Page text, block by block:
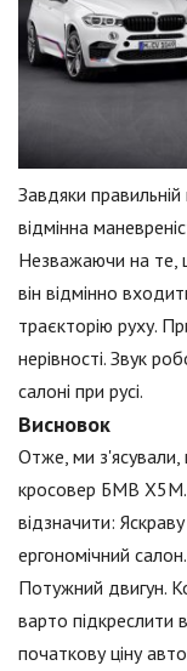
Завдяки правильній
відмінна
Незважаючи на те,
він відмінно
траєкторію руху.
нерівності. Звук
салоні при русі.
Висновок
Отже, ми
кросовер БМВ Х5М.
відзначити:
ергономічний
Потужний двигун.
варто підкреслити
початкову ціну